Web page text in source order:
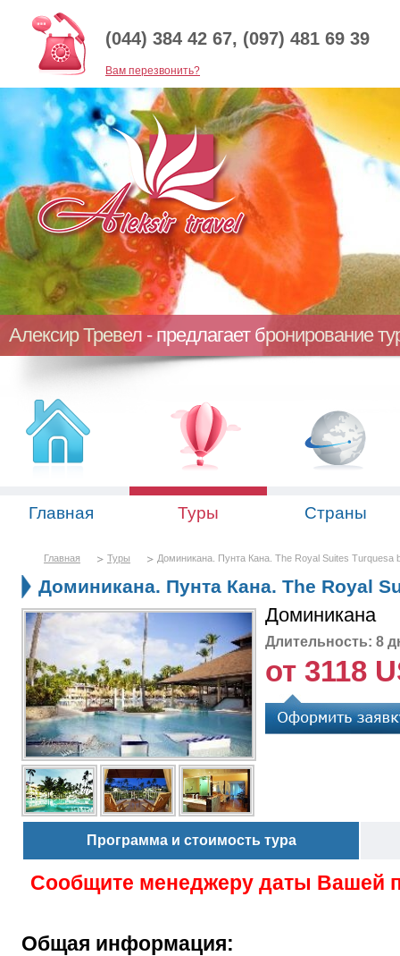
(044) 384 42 67, (097) 481 69 39
Baм перезвонить?
Алексир Тревел - предлагает бронирование
Главная Туры Страны
Главная Туры Доминикана. Пунта Кана. The Royal Suites Turquesa
Доминикана. Пунта Кана. The Royal
Доминикана
Длительность: 8
от 3118
Программа и стоимость тура
Сообщите менеджеру даты Вашей
Общая информация: